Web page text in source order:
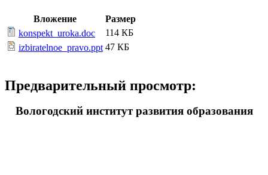
Вложение
Размер
konspekt_uroka.doc
114 КБ
izbiratelnoe_pravo.ppt 47 КБ
Предварительный просмотр:
Вологодский институт развития образования